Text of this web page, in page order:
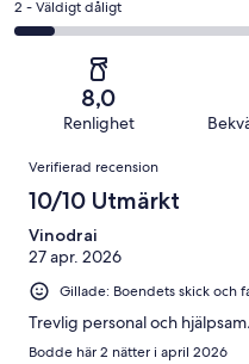
av
170
recensioner
46
recensioner
i
betyg.
recensioner
Dåligt
recensioner
2
-
betyg.
13
170
recensioner
2 - Väldigt dåligt
8,0
Renlighet
Recensioner
Verifierad recension
10/10 Utmärkt
Vinodrai
27 apr. 2026
Gillade: Boendets skick och
Trevlig personal och
Bodde här 2 nätter i april 2026